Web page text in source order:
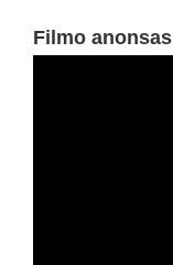
Filmo